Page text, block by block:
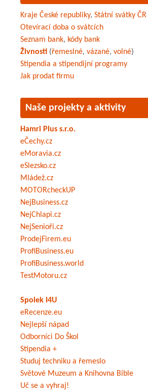
Kraje České republiky, Státní svátky ČR
Otevírací doba o svátcích
Seznam bank, kódy bank
Živnosti (řemeslné, vázané, volné)
Stipendia a stipendijní programy
Jak prodat firmu
Naše projekty a aktivity
Hamri Plus s.r.o.
eČechy.cz
eMoravia.cz
eSlezsko.cz
Mládež.cz
MOTORcheckUP
NejBusiness.cz
NejChlapi.cz
NejSenioři.cz
ProdejFirem.eu
ProfiBusiness.eu
ProfiBusiness.world
TestMotoru.cz
Spolek I4U
eRecenze.eu
Nejlepší nápad
Odborníci Do Škol
Stipendia +
Studuj techniku a řemeslo
Světové Muzeum a Knihovna Bible
Uč se a vyhraj!